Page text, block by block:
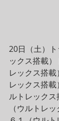
20日（土）
ックス搭載
レックス搭
レックス搭
ルトレック
（ウルトレ